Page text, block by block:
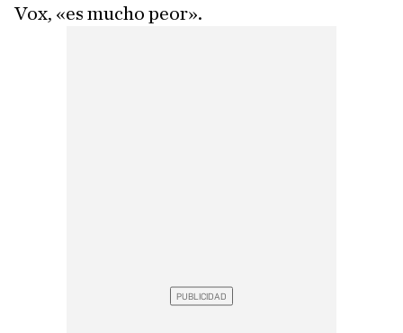
Vox, «es mucho peor».